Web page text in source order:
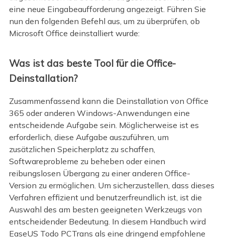
eine neue Eingabeaufforderung angezeigt. Führen Sie
nun den folgenden Befehl aus, um zu überprüfen, ob
Microsoft Office deinstalliert wurde:
Was ist das beste Tool für die Office-
Deinstallation?
Zusammenfassend kann die Deinstallation von Office
365 oder anderen Windows-Anwendungen eine
entscheidende Aufgabe sein. Möglicherweise ist es
erforderlich, diese Aufgabe auszuführen, um
zusätzlichen Speicherplatz zu schaffen,
Softwareprobleme zu beheben oder einen
reibungslosen Übergang zu einer anderen Office-
Version zu ermöglichen. Um sicherzustellen, dass dieses
Verfahren effizient und benutzerfreundlich ist, ist die
Auswahl des am besten geeigneten Werkzeugs von
entscheidender Bedeutung. In diesem Handbuch wird
EaseUS Todo PCTrans als eine dringend empfohlene